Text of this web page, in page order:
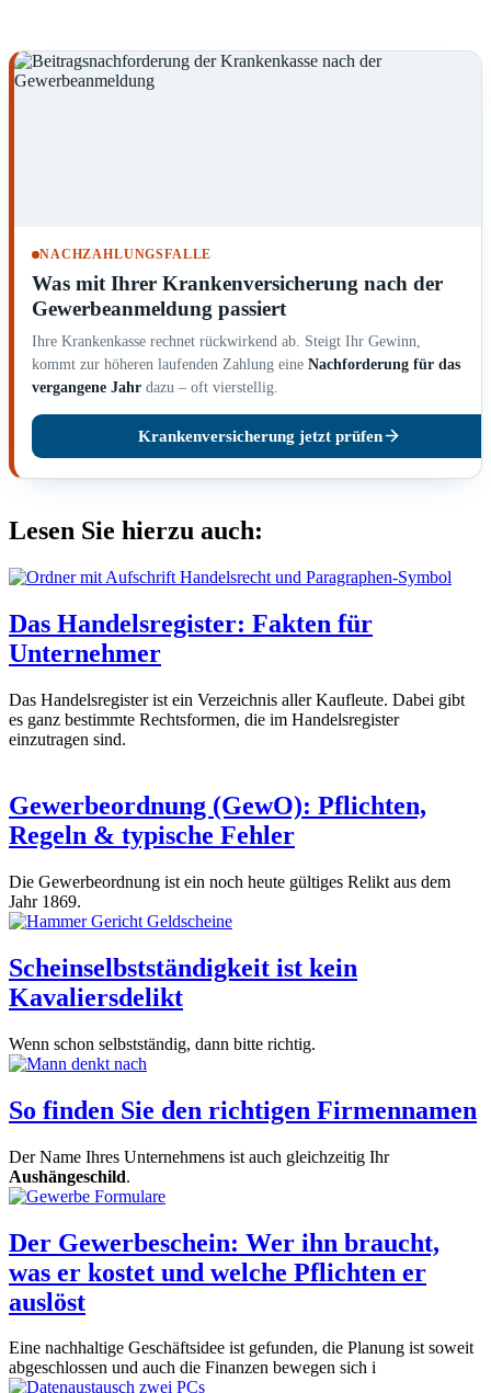
NACHZAHLUNGSFALLE
Was mit Ihrer Krankenversicherung nach der
Gewerbeanmeldung passiert
Ihre Krankenkasse rechnet rückwirkend ab. Steigt Ihr Gewinn,
kommt zur höheren laufenden Zahlung eine Nachforderung für das
vergangene Jahr dazu – oft vierstellig.
Krankenversicherung jetzt prüfen
Lesen Sie hierzu auch:
Das Handelsregister: Fakten für
Unternehmer
Das Handelsregister ist ein Verzeichnis aller Kaufleute. Dabei gibt
es ganz bestimmte Rechtsformen, die im Handelsregister
einzutragen sind.
Gewerbeordnung (GewO): Pflichten,
Regeln & typische Fehler
Die Gewerbeordnung ist ein noch heute gültiges Relikt aus dem
Jahr 1869.
Scheinselbstständigkeit ist kein
Kavaliersdelikt
Wenn schon selbstständig, dann bitte richtig.
So finden Sie den richtigen Firmennamen
Der Name Ihres Unternehmens ist auch gleichzeitig Ihr
Aushängeschild.
Der Gewerbeschein: Wer ihn braucht,
was er kostet und welche Pflichten er
auslöst
Eine nachhaltige Geschäftsidee ist gefunden, die Planung ist soweit
abgeschlossen und auch die Finanzen bewegen sich i